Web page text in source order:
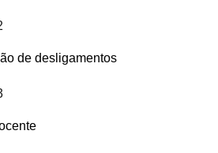
de desligamentos